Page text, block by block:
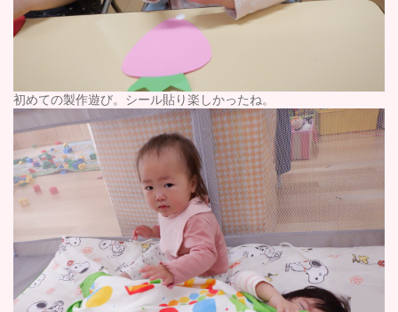
初めての製作遊び。シール貼り楽しかったね。